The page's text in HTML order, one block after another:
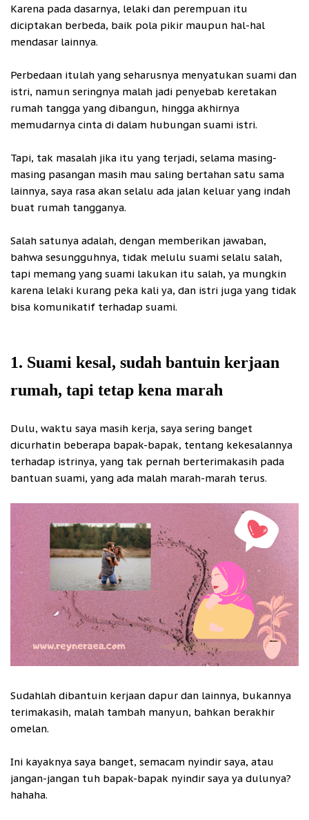
Karena pada dasarnya, lelaki dan perempuan itu
diciptakan berbeda, baik pola pikir maupun hal-hal
mendasar lainnya.
Perbedaan itulah yang seharusnya menyatukan suami dan
istri, namun seringnya malah jadi penyebab keretakan
rumah tangga yang dibangun, hingga akhirnya
memudarnya cinta di dalam hubungan suami istri.
Tapi, tak masalah jika itu yang terjadi, selama masing-
masing pasangan masih mau saling bertahan satu sama
lainnya, saya rasa akan selalu ada jalan keluar yang indah
buat rumah tangganya.
Salah satunya adalah, dengan memberikan jawaban,
bahwa sesungguhnya, tidak melulu suami selalu salah,
tapi memang yang suami lakukan itu salah, ya mungkin
karena lelaki kurang peka kali ya, dan istri juga yang tidak
bisa komunikatif terhadap suami.
1. Suami kesal, sudah bantuin kerjaan
rumah, tapi tetap kena marah
Dulu, waktu saya masih kerja, saya sering banget
dicurhatin beberapa bapak-bapak, tentang kekesalannya
terhadap istrinya, yang tak pernah berterimakasih pada
bantuan suami, yang ada malah marah-marah terus.
Sudahlah dibantuin kerjaan dapur dan lainnya, bukannya
terimakasih, malah tambah manyun, bahkan berakhir
omelan.
Ini kayaknya saya banget, semacam nyindir saya, atau
jangan-jangan tuh bapak-bapak nyindir saya ya dulunya?
hahaha.